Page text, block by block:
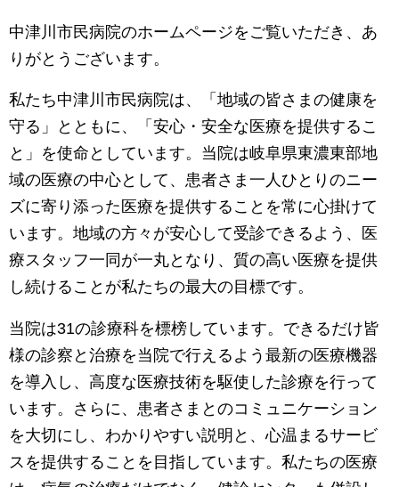
中津川市民病院のホームページをご覧いただき、あ
りがとうございます。
私たち中津川市民病院は、「地域の皆さまの健康を
守る」とともに、「安心・安全な医療を提供するこ
と」を使命としています。当院は岐阜県東濃東部地
域の医療の中心として、患者さま一人ひとりのニー
ズに寄り添った医療を提供することを常に心掛けて
います。地域の方々が安心して受診できるよう、医
療スタッフ一同が一丸となり、質の高い医療を提供
し続けることが私たちの最大の目標です。
当院は31の診療科を標榜しています。できるだけ皆
様の診察と治療を当院で行えるよう最新の医療機器
を導入し、高度な医療技術を駆使した診療を行って
います。さらに、患者さまとのコミュニケーション
を大切にし、わかりやすい説明と、心温まるサービ
スを提供することを目指しています。私たちの医療